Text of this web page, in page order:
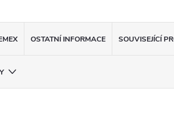
OSTATNÍ INFORMACE SOUVISEJÍCÍ